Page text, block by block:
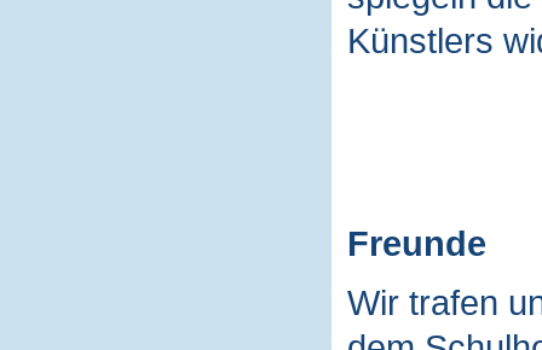
Künstlers
Freunde
Wir trafen